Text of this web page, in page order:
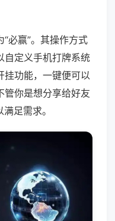
必赢”。其操作方式
自定义手机打牌系统
挂功能，一键便可以
管你是想分享给好友
足需求。